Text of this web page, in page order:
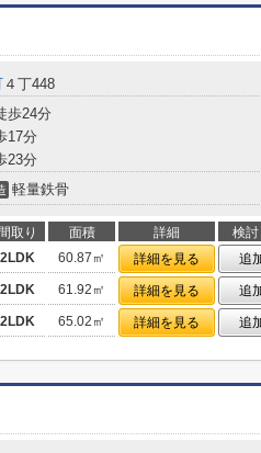
４丁448
歩24分
17分
23分
軽量鉄骨
間取り 面積 詳細
検討
2LDK 60.87㎡ 詳細を見る
追
2LDK 61.92㎡ 詳細を見る
追
2LDK 65.02㎡ 詳細を見る 追